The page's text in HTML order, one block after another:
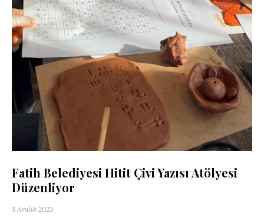
Fatih Belediyesi Hitit Çivi Yazısı Atölyesi
Düzenliyor
5 Aralık 2023